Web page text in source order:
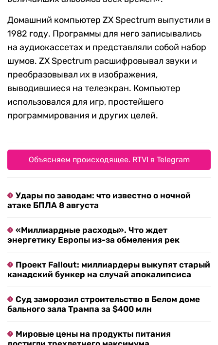
Домашний компьютер ZX Spectrum выпустили в
1982 году. Программы для него записывались
на аудиокассетах и представляли собой набор
шумов. ZX Spectrum расшифровывал звуки и
преобразовывал их в изображения,
выводившиеся на телеэкран. Компьютер
использовался для игр, простейшего
программирования и других целей.
Объясняем происходящее. RTVI в Telegram
Удары по заводам: что известно о ночной
атаке БПЛА 8 августа
«Миллиардные расходы». Что ждет
энергетику Европы из-за обмеления рек
Проект Fallout: миллиардеры выкупят старый
канадский бункер на случай апокалипсиса
Суд заморозил строительство в Белом доме
бального зала Трампа за $400 млн
Мировые цены на продукты питания